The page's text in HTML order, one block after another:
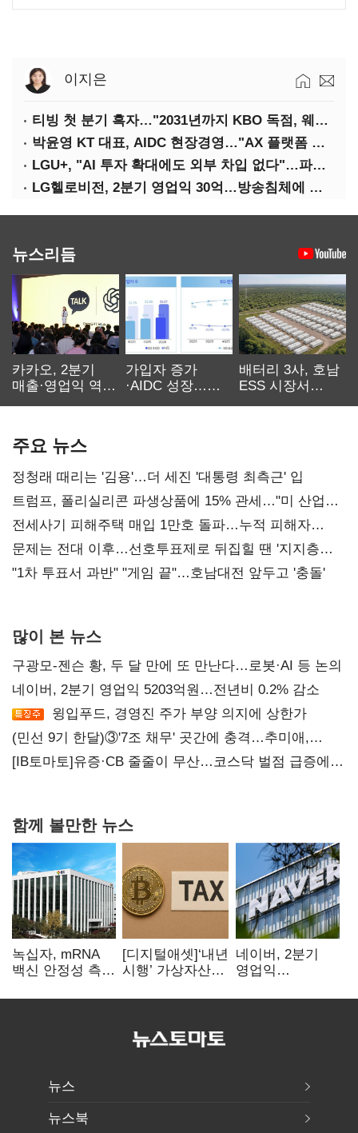
이지은
티빙 첫 분기 흑자…"2031년까지 KBO 독점, 웨이브 합병도 속도"
박윤영 KT 대표, AIDC 현장경영…"AX 플랫폼 핵심 인프라로 키운다"
LGU+, "AI 투자 확대에도 외부 차입 없다"…파주 AIDC 수익성 자신
LG헬로비전, 2분기 영업익 30억…방송침체에 교육용 단말 시장도 축소
뉴스리듬
카카오, 2분기
매출·영업익 역대
가입자 증가
·AIDC 성장…
배터리 3사, 호남
ESS 시장서
주요 뉴스
정청래 때리는 '김용'…더 세진 '대통령 최측근' 입
트럼프, 폴리실리콘 파생상품에 15% 관세…"미 산업
재건"
전세사기 피해주택 매입 1만호 돌파…누적 피해자
4만278명
문제는 전대 이후…선호투표제로 뒤집힐 땐 '지지층
불복'
"1차 투표서 과반" "게임 끝"…호남대전 앞두고 '충돌'
많이 본 뉴스
구광모-젠슨 황, 두 달 만에 또 만난다…로봇·AI 등 논의
네이버, 2분기 영업익 5203억원…전년비 0.2% 감소
윙입푸드, 경영진 주가 부양 의지에 상한가
(민선 9기 한달)③'7조 채무' 곳간에 충격…추미애,
20년만에 '비상재정' 선언 승부수
[IB토마토]유증·CB 줄줄이 무산…코스닥 벌점 급증에
함께 볼만한 뉴스
녹십자, mRNA
백신 안정성 측정
[디지털애셋]‘내년
시행’ 가상자산
문턱 넘을까
네이버, 2분기
영업익
전년비 0.2%
뉴스
뉴스북